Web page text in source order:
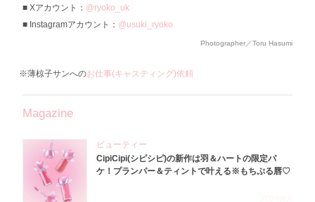
Xアカウント： @ryoko_uk
Instagramアカウント： @usuki_ryoko
Photographer／Toru Hasumi
※薄椋子サンへのお仕事(キャスティング)依頼
Magazine
ビューティー
CipiCipi(シピシピ)の新作は羽＆ハートの限定パ
ケ！プランパー＆ティントで叶える※もちぷる唇♡